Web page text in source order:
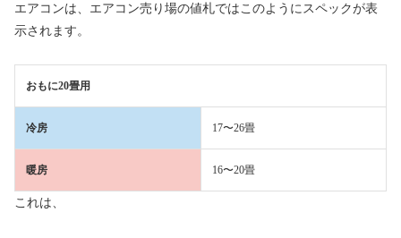
エアコンは、エアコン売り場の値札ではこのようにスペックが表
示されます。
おもに20畳用
冷房 17〜26畳
暖房 16〜20畳
これは、